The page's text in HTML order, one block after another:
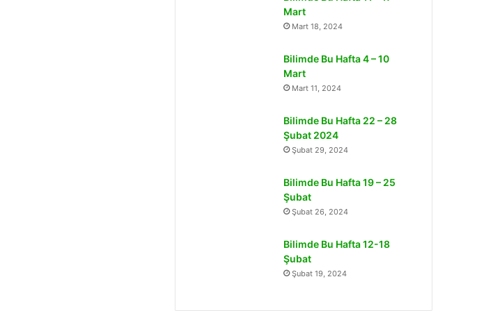
Mart
Mart 18, 2024
Bilimde Bu Hafta 4 – 10
Mart
Mart 11, 2024
Bilimde Bu Hafta 22 – 28
Şubat 2024
Şubat 29, 2024
Bilimde Bu Hafta 19 – 25
Şubat
Şubat 26, 2024
Bilimde Bu Hafta 12-18
Şubat
Şubat 19, 2024